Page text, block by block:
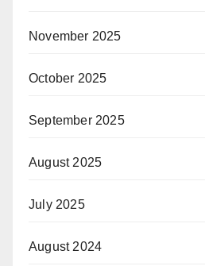
November 2025
October 2025
September 2025
August 2025
July 2025
August 2024